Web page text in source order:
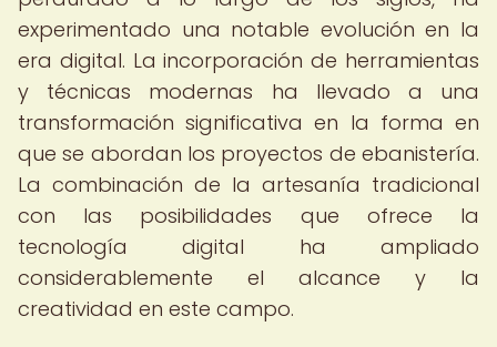
experimentado una notable evolución en la
era digital. La incorporación de herramientas
y técnicas modernas ha llevado a una
transformación significativa en la forma en
que se abordan los proyectos de ebanistería.
La combinación de la artesanía tradicional
con las posibilidades que ofrece la
tecnología digital ha ampliado
considerablemente el alcance y la
creatividad en este campo.